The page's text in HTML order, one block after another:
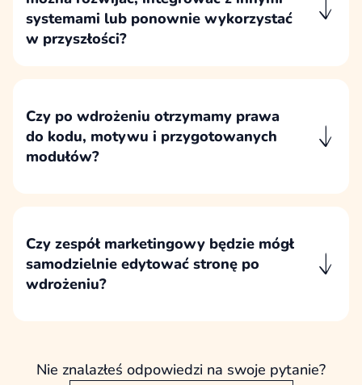
systemami lub ponownie wykorzystać
w przyszłości?
kierunek zostanie uwzględniony w założeniach
technicznych.
Czy po wdrożeniu otrzymamy prawa
do kodu, motywu i przygotowanych
modułów?
umowy oraz ustalonymi polami eksploatacji.
Czy zespół marketingowy będzie mógł
samodzielnie edytować stronę po
wdrożeniu?
rozwijać wybrane podstrony bez
Nie znalazłeś odpowiedzi na swoje pytanie?